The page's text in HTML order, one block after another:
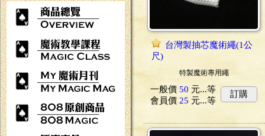
台灣製抽芯魔術繩(1公
尺)
特製魔術專用繩
一般價 50 元...等
會員價 25 元...等
訂購